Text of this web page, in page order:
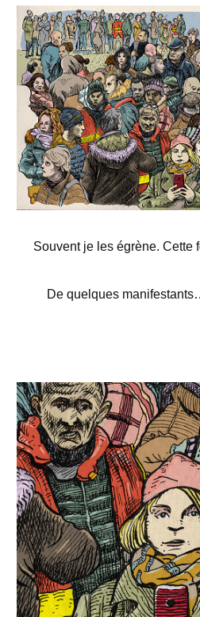
Souvent je les égrène. Cette
De quelques